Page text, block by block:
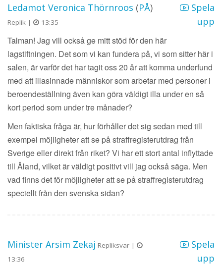
Ledamot Veronica Thörnroos (PÅ)
Replik | 13:35
Spela
upp
Talman! Jag vill också ge mitt stöd för den här
lagstiftningen. Det som vi kan fundera på, vi som sitter här i
salen, är varför det har tagit oss 20 år att komma underfund
med att illasinnade människor som arbetar med personer i
beroendeställning även kan göra väldigt illa under en så
kort period som under tre månader?
Men faktiska fråga är, hur förhåller det sig sedan med till
exempel möjligheter att se på straffregisterutdrag från
Sverige eller direkt från riket? Vi har ett stort antal inflyttade
till Åland, vilket är väldigt positivt vill jag också säga. Men
vad finns det för möjligheter att se på straffregisterutdrag
speciellt från den svenska sidan?
Minister Arsim Zekaj Repliksvar |
13:36
Spela
upp